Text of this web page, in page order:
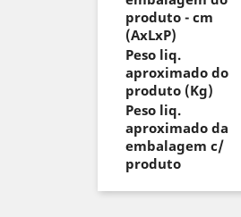
produto - cm
(AxLxP)
Peso liq.
aproximado do
produto (Kg)
Peso liq.
aproximado da
embalagem c/
produto